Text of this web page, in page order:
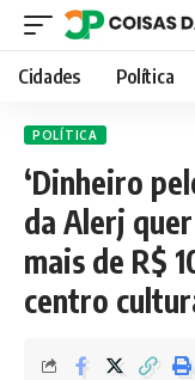
Cidades Política
POLÍTICA
‘Dinheiro
da Alerj
mais de R$
centro